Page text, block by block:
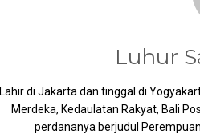
Luhur
Lahir di Jakarta dan tinggal di
Merdeka, Kedaulatan Rakyat, Bali
perdananya berjudul